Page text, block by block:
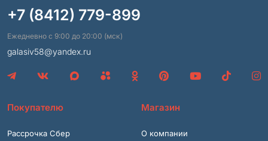
+7 (8412) 779-899
Ежедневно с 9:00 до 20:00 (мск)
galasiv58@yandex.ru
Покупателю
Рассрочка Сбер
Магазин
О компании